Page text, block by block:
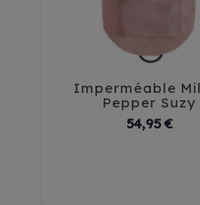
  
Imperméable
Pepper Suzy
54,95 €Prix